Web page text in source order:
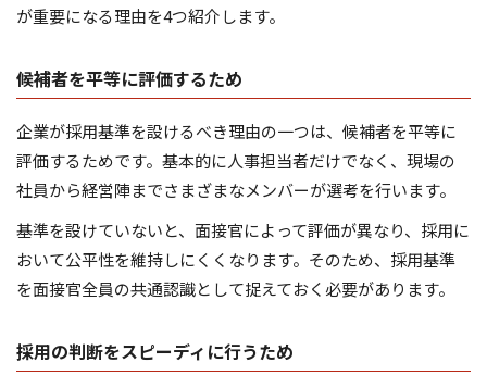
が重要になる理由を4つ紹介します。
候補者を平等に評価するため
企業が採用基準を設けるべき理由の一つは、候補者を平等に
評価するためです。基本的に人事担当者だけでなく、現場の
社員から経営陣までさまざまなメンバーが選考を行います。
基準を設けていないと、面接官によって評価が異なり、採用に
おいて公平性を維持しにくくなります。そのため、採用基準
を面接官全員の共通認識として捉えておく必要があります。
採用の判断をスピーディに行うため